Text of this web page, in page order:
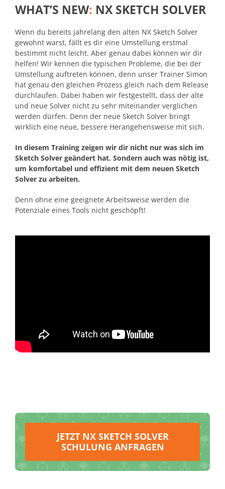
WHAT’S NEW: NX SKETCH SOLVER
Wenn du bereits jahrelang den alten NX Sketch Solver
gewohnt warst, fällt es dir eine Umstellung erstmal
bestimmt nicht leicht. Aber genau dabei können wir dir
helfen! Wir kennen die typischen Probleme, die bei der
Umstellung auftreten können, denn unser Trainer Simon
hat genau den gleichen Prozess gleich nach dem Release
durchlaufen. Dabei haben wir festgestellt, dass der alte
und neue Solver nicht zu sehr miteinander verglichen
werden dürfen. Denn der neue Sketch Solver bringt
wirklich eine neue, bessere Herangehensweise mit sich.
In diesem Training zeigen wir dir nicht nur was sich im
Sketch Solver geändert hat. Sondern auch was nötig ist,
um komfortabel und effizient mit dem neuen Sketch
Solver zu arbeiten.
Denn ohne eine geeignete Arbeitsweise werden die
Potenziale eines Tools nicht geschöpft!
JETZT NX SKETCH SOLVER
SCHULUNG ANFRAGEN